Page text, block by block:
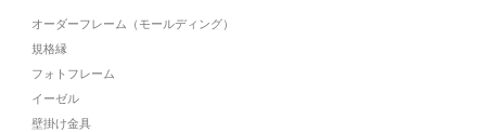
オーダーフレーム（モールディング）
規格縁
フォトフレーム
イーゼル
壁掛け金具